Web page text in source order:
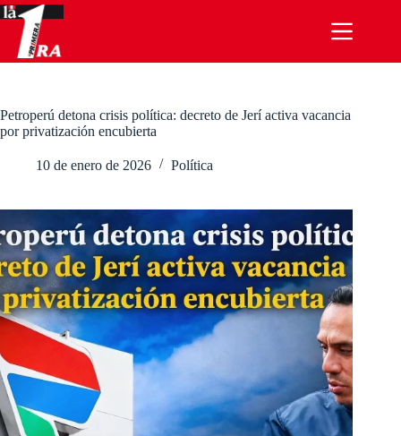
Saltar
al
contenido
Petroperú detona crisis política: decreto de Jerí activa vacancia
por privatización encubierta
10 de enero de 2026 Política